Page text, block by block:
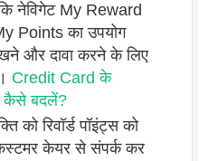
नेविगेट My Reward
Points का उपयोग
और दावा करने के लिए
Credit Card के
कैसे बदलें?
को रिवॉर्ड पॉइंट्स को
केयर से संपर्क कर